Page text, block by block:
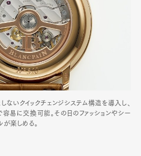
ないクイックチェンジシステム構造を導入し、
容易に交換可能。その日のファッションやシー
楽しめる。